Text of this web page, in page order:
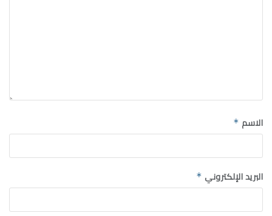
الاسم *
البريد الإلكتروني *